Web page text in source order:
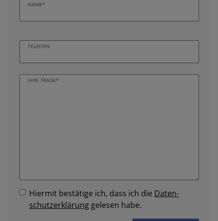
NAME*
TELEFON
IHRE FRAGE*
Hiermit bestätige ich, dass ich die Daten­
schutz­erklärung gelesen habe.